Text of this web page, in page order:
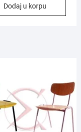
Dodaj u korpu